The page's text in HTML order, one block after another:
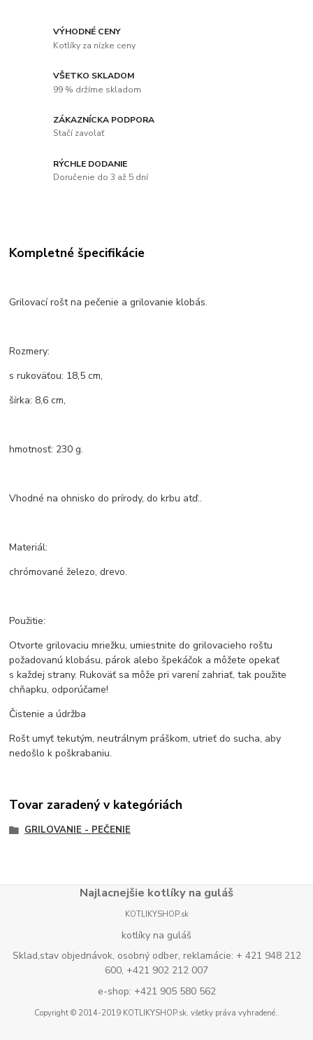
VÝHODNÉ CENY
Kotlíky za nízke ceny
VŠETKO SKLADOM
99 % držíme skladom
ZÁKAZNÍCKA PODPORA
Stačí zavolať
RÝCHLE DODANIE
Doručenie do 3 až 5 dní
Kompletné špecifikácie
Grilovací rošt na pečenie a grilovanie klobás.
Rozmery:
s rukoväťou: 18,5 cm,
šírka: 8,6 cm,
hmotnosť: 230 g.
Vhodné na ohnisko do prírody, do krbu atď..
Materiál:
chrómované železo, drevo.
Použitie:
Otvorte grilovaciu mriežku, umiestnite do grilovacieho roštu
požadovanú klobásu, párok alebo špekáčok a môžete opekať
s každej strany. Rukoväť sa môže pri varení zahriať, tak použite
chňapku, odporúčame!
Čistenie a údržba
Rošt umyť tekutým, neutrálnym práškom, utrieť do sucha, aby
nedošlo k poškrabaniu.
Tovar zaradený v kategóriách
GRILOVANIE - PEČENIE
Najlacnejšie kotlíky na guláš
KOTLIKYSHOP.sk
kotlíky na guláš
Sklad,stav objednávok, osobný odber, reklamácie: + 421 948 212
600, +421 902 212 007
e-shop: +421 905 580 562
Copyright © 2014-2019 KOTLIKYSHOP.sk, všetky práva vyhradené..